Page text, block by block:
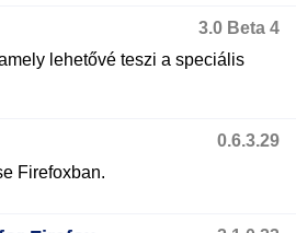
3.0 Beta 4
lehetővé teszi a speciális
0.6.3.29
Firefoxban.